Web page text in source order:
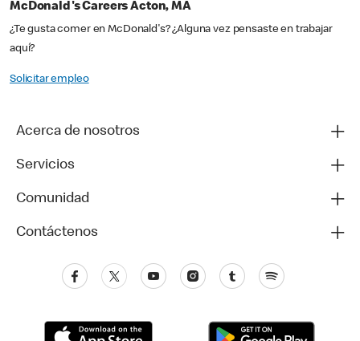
McDonald's Careers Acton, MA
¿Te gusta comer en McDonald's? ¿Alguna vez pensaste en trabajar
aquí?
Solicitar empleo
Acerca de nosotros
Servicios
Comunidad
Contáctenos